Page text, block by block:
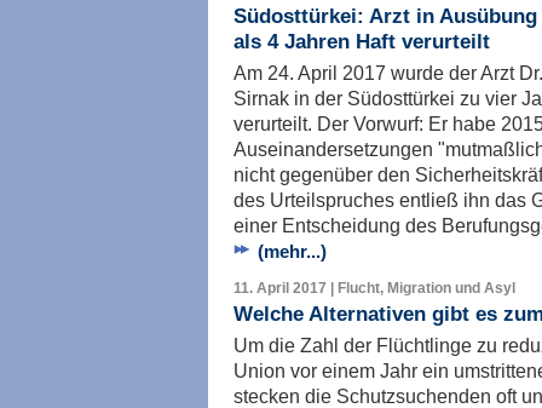
Südosttürkei: Arzt in
als 4 Jahren Haft verurteilt
Am 24. April 2017 wurde der Arzt
Sirnak in der Südosttürkei zu vier
verurteilt. Der Vorwurf: Er habe
Auseinandersetzungen
nicht gegenüber den
des Urteilspruches entließ ihn das
einer Entscheidung des
(mehr...)
11. April 2017 | Flucht, Migration und Asyl
Welche Alternativen gibt es
Um die Zahl der Flüchtlinge zu
Union vor einem Jahr ein
stecken die Schutzsuchenden oft